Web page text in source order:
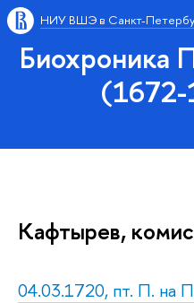
НИУ ВШЭ в Санкт-
Биохроника
(1672-
Кафтырев,
04.03.1720, пт. П. на